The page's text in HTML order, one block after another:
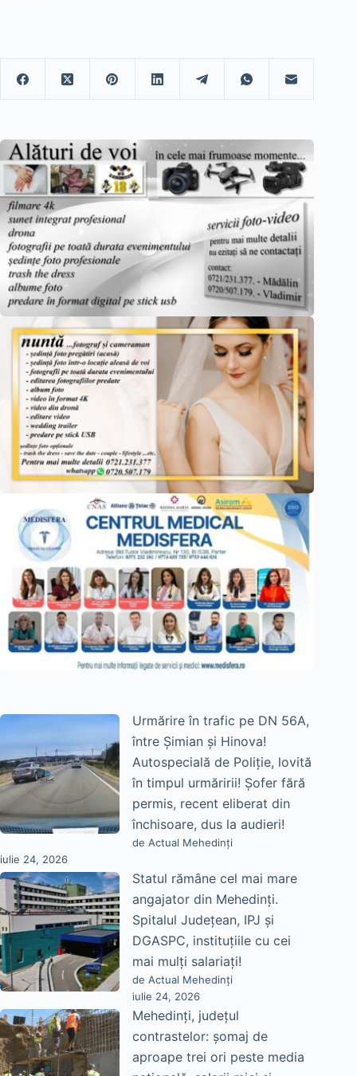
Urmărire în trafic pe DN 56A,
între Șimian și Hinova!
Autospecială de Poliție, lovită
în timpul urmăririi! Șofer fără
permis, recent eliberat din
închisoare, dus la audieri!
de Actual Mehedinți
iulie 24, 2026
Statul rămâne cel mai mare
angajator din Mehedinți.
Spitalul Județean, IPJ și
DGASPC, instituțiile cu cei
mai mulți salariați!
de Actual Mehedinți
iulie 24, 2026
Mehedinți, județul
contrastelor: șomaj de
aproape trei ori peste media